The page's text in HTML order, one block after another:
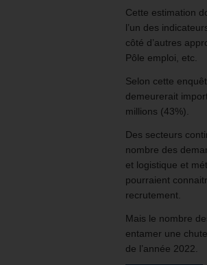
Cette estimation
l’un des
côté d’autres
Pôle emploi, etc.
Selon cette
demeurerait
millions (43%).
Des secteurs
nombre des
et logistique et
pourraient
recrutement.
Mais le nombre
entamer une
de l’année 2022.